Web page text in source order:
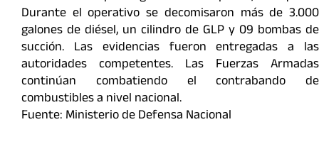
Durante el operativo se decomisaron más de 3.000
galones de diésel, un cilindro de GLP y 09 bombas de
succión. Las evidencias fueron entregadas a las
autoridades competentes. Las Fuerzas Armadas
continúan combatiendo el contrabando de
combustibles a nivel nacional.
Fuente: Ministerio de Defensa Nacional